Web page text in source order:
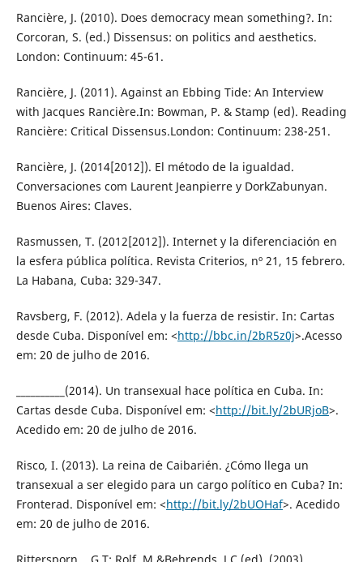
Rancière, J. (2010). Does democracy mean something?. In:
Corcoran, S. (ed.) Dissensus: on politics and aesthetics.
London: Continuum: 45-61.
Rancière, J. (2011). Against an Ebbing Tide: An Interview
with Jacques Rancière.In: Bowman, P. & Stamp (ed). Reading
Rancière: Critical Dissensus.London: Continuum: 238-251.
Rancière, J. (2014[2012]). El método de la igualdad.
Conversaciones com Laurent Jeanpierre y DorkZabunyan.
Buenos Aires: Claves.
Rasmussen, T. (2012[2012]). Internet y la diferenciación en
la esfera pública política. Revista Criterios, nº 21, 15 febrero.
La Habana, Cuba: 329-347.
Ravsberg, F. (2012). Adela y la fuerza de resistir. In: Cartas
desde Cuba. Disponível em: <http://bbc.in/2bR5z0j>.Acesso
em: 20 de julho de 2016.
__________(2014). Un transexual hace política en Cuba. In:
Cartas desde Cuba. Disponível em: <http://bit.ly/2bURjoB>.
Acedido em: 20 de julho de 2016.
Risco, I. (2013). La reina de Caibarién. ¿Cómo llega un
transexual a ser elegido para un cargo político en Cuba? In:
Fronterad. Disponível em: <http://bit.ly/2bUOHaf>. Acedido
em: 20 de julho de 2016.